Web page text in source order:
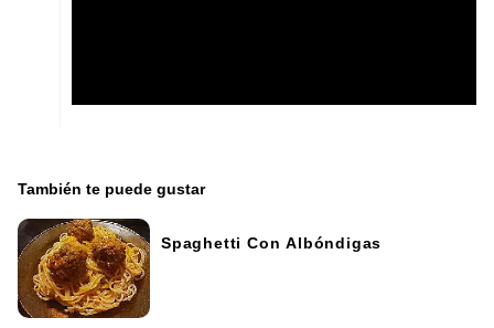
También te puede gustar
Spaghetti Con Albóndigas